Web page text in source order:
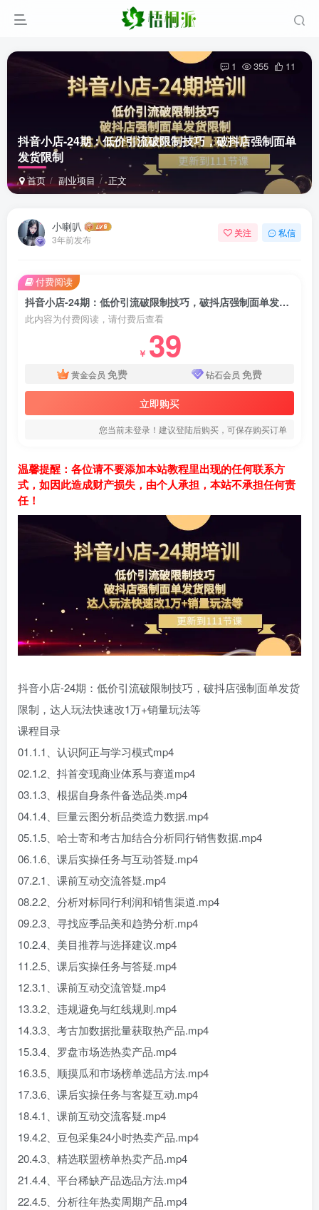
抖音小店-24期：低价引流破限制技巧，破抖店强制面单
发货限制
首页 副业项目 正文
1 355 11
小喇叭
3年前发布
关注 私信
抖音小店-24期：低价引流破限制技巧，破抖店强制面单发货限制
此内容为付费阅读，请付费后查看
￥ 39
黄金会员 免费 钻石会员 免费
立即购买
您当前未登录！建议登陆后购买，可保存购买订单
付费阅读
温馨提醒：各位请不要添加本站教程里出现的任何联系方
式，如因此造成财产损失，由个人承担，本站不承担任何责
任！
抖音小店-24期：低价引流破限制技巧，破抖店强制面单发货
限制，达人玩法快速改1万+销量玩法等
课程目录
01.1.1、认识阿正与学习模式mp4
02.1.2、抖首变现商业体系与赛道mp4
03.1.3、根据自身条件备选品类.mp4
04.1.4、巨量云图分析品类造力数据.mp4
05.1.5、哈士寄和考古加结合分析同行销售数据.mp4
06.1.6、课后实操任务与互动答疑.mp4
07.2.1、课前互动交流答疑.mp4
08.2.2、分析对标同行利润和销售渠道.mp4
09.2.3、寻找应季品美和趋势分析.mp4
10.2.4、美目推荐与选择建议.mp4
11.2.5、课后实操任务与答疑.mp4
12.3.1、课前互动交流管疑.mp4
13.3.2、违规避免与红线规则.mp4
14.3.3、考古加数据批量获取热产品.mp4
15.3.4、罗盘市场选热卖产品.mp4
16.3.5、顺摸瓜和市场榜单选品方法.mp4
17.3.6、课后实操任务与客疑互动.mp4
18.4.1、课前互动交流客疑.mp4
19.4.2、豆包采集24小时热卖产品.mp4
20.4.3、精选联盟榜单热卖产品.mp4
21.4.4、平台稀缺产品选品方法.mp4
22.4.5、分析往年热卖周期产品.mp4